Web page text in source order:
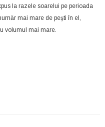
la razele soarelui pe perioada
mai mare de peşti în el,
volumul mai mare.